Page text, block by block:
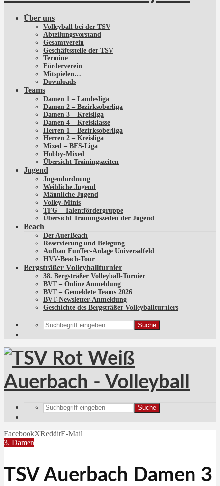
Über uns
Volleyball bei der TSV
Abteilungsvorstand
Gesamtverein
Geschäftsstelle der TSV
Termine
Förderverein
Mitspielen…
Downloads
Teams
Damen 1 – Landesliga
Damen 2 – Bezirksoberliga
Damen 3 – Kreisliga
Damen 4 – Kreisklasse
Herren 1 – Bezirksoberliga
Herren 2 – Kreisliga
Mixed – BFS-Liga
Hobby-Mixed
Übersicht Trainingszeiten
Jugend
Jugendordnung
Weibliche Jugend
Männliche Jugend
Volley-Minis
TFG – Talentfördergruppe
Übersicht Trainingszeiten der Jugend
Beach
Der AuerBeach
Reservierung und Belegung
Aufbau FunTec-Anlage Universalfeld
HVV-Beach-Tour
Bergsträßer Volleyballturnier
38. Bergsträßer Volleyball-Turnier
BVT – Online Anmeldung
BVT – Gemeldete Teams 2026
BVT-Newsletter-Anmeldung
Geschichte des Bergsträßer Volleyballturniers
Suche
Suche
FacebookXRedditE-Mail
3. Damen
TSV Auerbach Damen 3